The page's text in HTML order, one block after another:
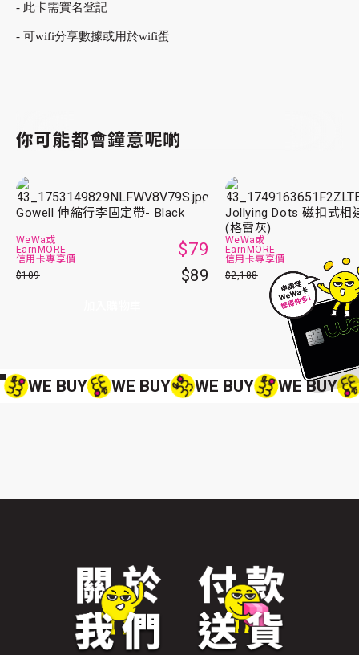
- 此卡需實名登記
- 可wifi分享數據或用於wifi蛋
你可能都會鐘意呢啲
Gowell 伸縮行李固定帶- Black
WeWa或
EarnMORE
信用卡專享價
$79
$109 $89
Jollying Dots 磁扣式相
(格雷灰)
WeWa或
EarnMORE
信用卡專享價
$2,188
加入購物車
WE BUY WE BUY WE BUY WE BUY